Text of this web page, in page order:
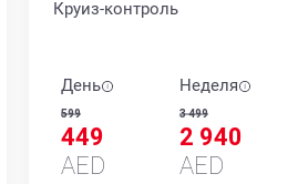
Круиз-контроль
День
599
449
AED
Неделя
3 499
2 940
AED